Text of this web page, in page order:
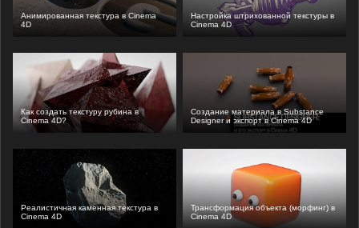
Анимированная текстура в Cinema
4D
Настройка штрихованной текстуры в
Cinema 4D
Как создать текстуру рубина в
Cinema 4D?
Cоздание материала в Substance
Designer и экспорт в Cinema 4D
Реалистичная каменная текстура в
Cinema 4D
Трансформация объекта (морфинг) в
Cinema 4D